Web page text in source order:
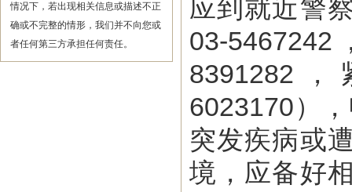
情况下，若出现相关信息或描述不正
确或不完整的情形，我们并不向您或
者任何第三方承担任何责任。
应到就近警
03-
8391282
6023170）
突发疾病或
境，应备好